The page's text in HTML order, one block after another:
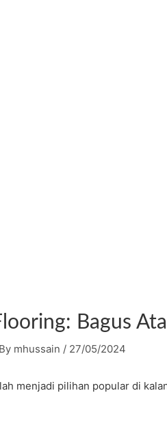
Bagus
mhussain / 27/05/2024
menjadi pilihan popular di